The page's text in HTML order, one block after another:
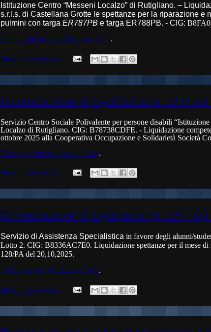
Istituzione Centro “Messeni Localzo” di Rutigliano. –
s.r.l.s. di Castellana Grotte le spettanze per la riparazione e
pulmini con targa ER787PB e targa ER788PB. - CIG:
Clicca qui per visualizzare l'atto.
Nessun commento:
Determinazione di liquidazione n. 2358 del
Servizio Centro Sociale Polivalente per persone disabili
Localzo di Rutigliano. CIG: B78738CDFE. - Liquidazione
ottobre 2025 alla Cooperativa Occupazione e Solidarietà Società
Clicca qui per visualizzare l'atto.
Nessun commento:
Determinazione di liquidazione n. 2357 del
Servizio di Assistenza Specialistica in favore degli alunni/
Lotto 2. CIG: B8336AC7E0. Liquidazione spettanze per il mese
128/PA del 20,10,2025.
Clicca qui per visualizzare l'atto.
Nessun commento: